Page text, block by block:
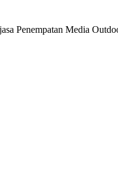
Penempatan Media